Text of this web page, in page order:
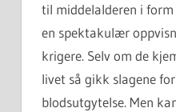
til middelalderen i
en spektakulær
krigere. Selv om de
livet så gikk slagene
blodsutgytelse. Men